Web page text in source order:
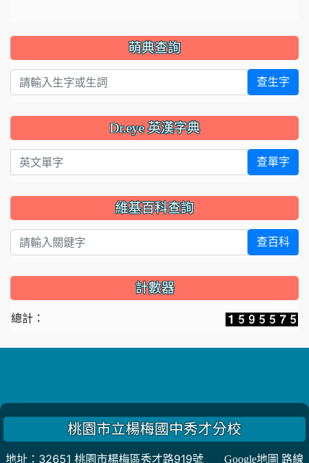
萌典查詢
查生字
Dr.eye 英漢字典
英文單字 查單字
維基百科查詢
查百科
計數器
總計：
桃園市立楊梅國中秀才分校
地址：32651 桃園市楊梅區秀才路919號 Google地圖 路線